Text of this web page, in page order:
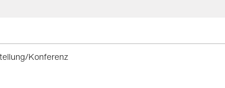
Konferenz